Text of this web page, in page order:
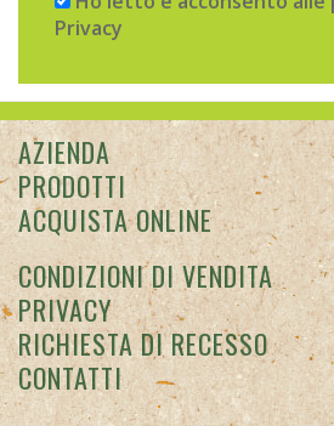
Privacy
AZIENDA
PRODOTTI
ACQUISTA ONLINE
CONDIZIONI DI VENDITA
PRIVACY
RICHIESTA DI RECESSO
CONTATTI